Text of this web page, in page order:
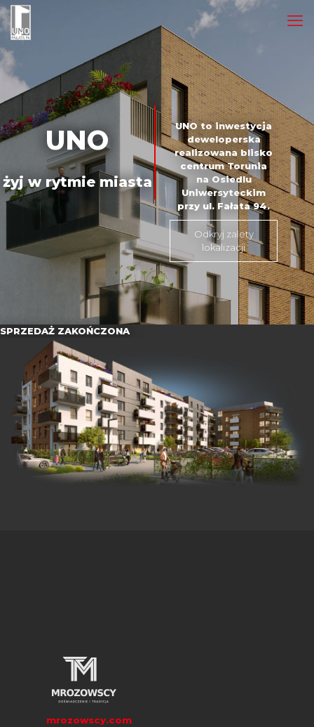
UNO
żyj w rytmie miasta
UNO to inwestycja
deweloperska
realizowana blisko
centrum Torunia
na Osiedlu
Uniwersyteckim
przy ul. Fałata 94.
Odkryj zalety
lokalizacji
SPRZEDAŻ ZAKOŃCZONA
mrozowscy.com